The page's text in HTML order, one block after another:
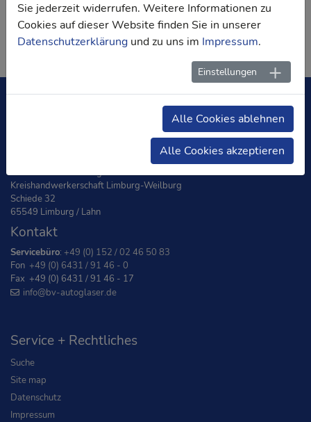
Zurück
Bundesverband Autoglaser e.V.
Kreishandwerkerschaft Limburg-Weilburg
Schiede 32
65549 Limburg / Lahn
Kontakt
Servicebüro: +49 (0) 152 / 02 46 50 83
Fon +49 (0) 6431 / 91 46 - 0
Fax +49 (0) 6431 / 91 46 - 17
info@bv-autoglaser.de
Service + Rechtliches
Suche
Site map
Datenschutz
Impressum
Sie jederzeit widerrufen. Weitere Informationen zu
Cookies auf dieser Website finden Sie in unserer
Datenschutzerklärung und zu uns im Impressum.
Einstellungen
Alle Cookies ablehnen
Alle Cookies akzeptieren